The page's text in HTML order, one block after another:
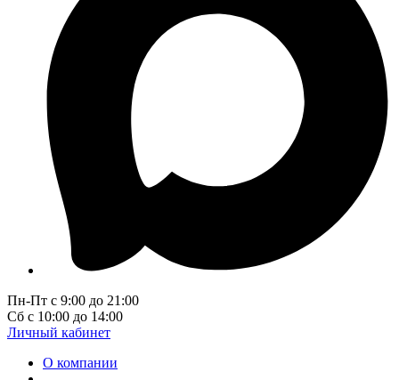
Пн-Пт с 9:00 до 21:00
Сб с 10:00 до 14:00
Личный кабинет
О компании